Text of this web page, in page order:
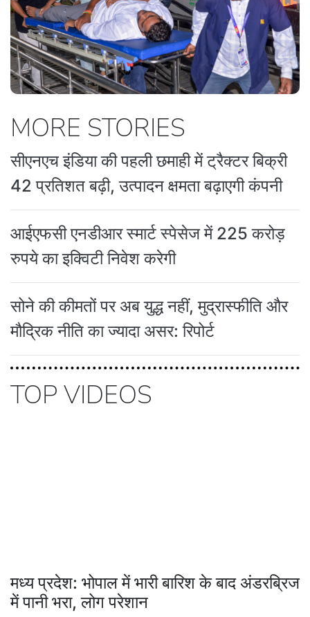
MORE STORIES
सीएनएच इंडिया की पहली छमाही में ट्रैक्टर बिक्री
42 प्रतिशत बढ़ी, उत्पादन क्षमता बढ़ाएगी कंपनी
आईएफसी एनडीआर स्मार्ट स्पेसेज में 225 करोड़
रुपये का इक्विटी निवेश करेगी
सोने की कीमतों पर अब युद्ध नहीं, मुद्रास्फीति और
मौद्रिक नीति का ज्यादा असर: रिपोर्ट
TOP VIDEOS
मध्य प्रदेश: भोपाल में भारी बारिश के बाद अंडरब्रिज
में पानी भरा, लोग परेशान